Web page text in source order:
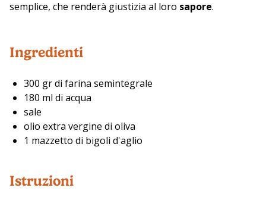
semplice, che renderà giustizia al loro sapore.
Ingredienti
300 gr di farina semintegrale
180 ml di acqua
sale
olio extra vergine di oliva
1 mazzetto di bigoli d'aglio
Istruzioni